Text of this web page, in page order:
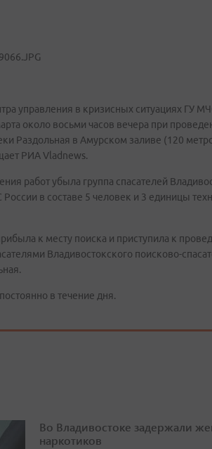
управления в кризисных ситуациях ГУ
около восьми часов вечера при
Раздольная в Амурском заливе (120
РИА Vladnews.
работ убыла группа спасателей
в составе 5 человек и 3 единицы
к месту поиска и приступила к
Владивостокского поисково-
в течение дня.
Во Владивостоке задержали
наркотиков